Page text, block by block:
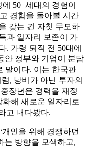
50+세대의 경험이
경험을 돌아볼 시간
갖는 건 자칫 무모하
과 일자리 보존이 가
. 가령 퇴직 전 50대에
안 정부와 기업이 분담
말이다. 이는 한국판
, 낭비가 아닌 투자의
장년은 경력을 재정
해 새로운 일자리로
고 내다봤다.
인을 위해 경쟁하던
는 방향을 모색하고,